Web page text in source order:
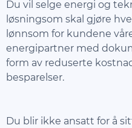
Du vil selge energi og
løsningsom skal gjøre
lønnsom for kundene
energipartner med
form av reduserte
besparelser.
Du blir ikke ansatt for å